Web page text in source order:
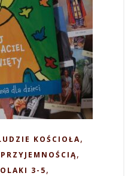
KOŚCIOŁA,
,
3-5,